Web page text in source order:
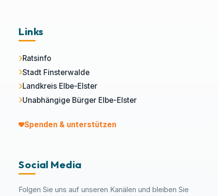
Links
Ratsinfo
Stadt Finsterwalde
Landkreis Elbe-Elster
Unabhängige Bürger Elbe-Elster
Spenden & unterstützen
Social Media
Folgen Sie uns auf unseren Kanälen und bleiben Sie